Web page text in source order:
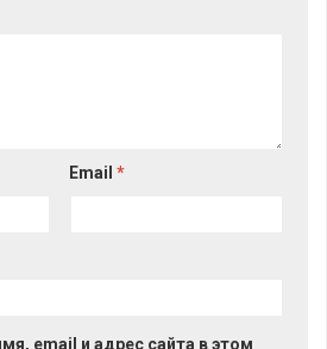
Email*
email и адрес сайта в этом